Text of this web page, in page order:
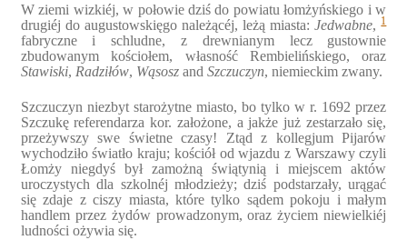
W ziemi wizkiéj, w połowie dziś do powiatu łomżyńskiego i w
drugiéj do augustowskięgo należącéj, leżą miasta:Jedwabne,1
fabryczne i schludne, z drewnianym lecz gustownie
zbudowanym kościołem, własność Rembielińskiego, oraz
Stawiski, Radziłów, Wąsoszand Szczuczyn, niemieckim zwany.
Szczuczyn niezbyt starożytne miasto, bo tylko w r. 1692 przez
Szczukę referendarza kor. założone, a jakże już zestarzało się,
przeżywszy swe świetne czasy! Ztąd z kollegjum Pijarów
wychodziło światło kraju; kościół od wjazdu z Warszawy czyli
Łomży niegdyś był zamożną świątynią i miejscem aktów
uroczystych dla szkolnéj młodzieży; dziś podstarzały, urągać
się zdaje z ciszy miasta, które tylko sądem pokoju i małym
handlem przez żydów prowadzonym, oraz życiem niewielkiéj
ludności ożywia się.